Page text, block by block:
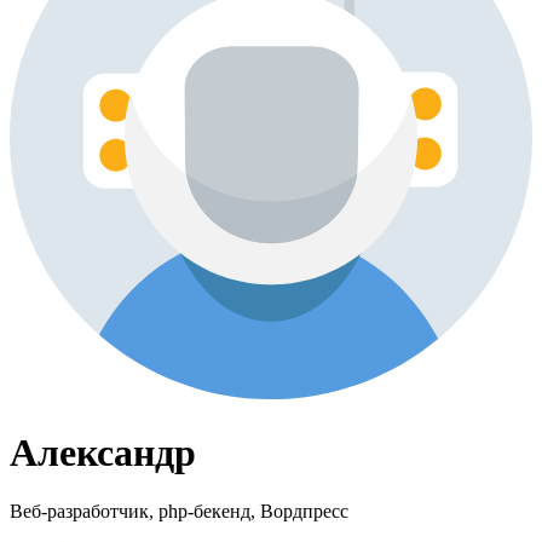
Александр
Веб-разработчик, php-бекенд, Вордпресс